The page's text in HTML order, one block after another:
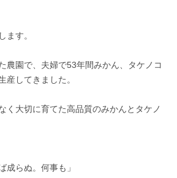
ます。
農園で、夫婦で53年間みかん、タケノコ
産してきました。
く大切に育てた高品質のみかんとタケノ
成らぬ。何事も」